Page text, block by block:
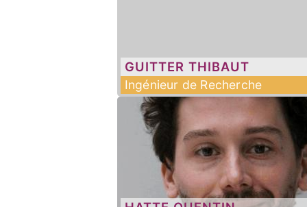
GUITTER THIBAUT
Ingénieur de Recherche